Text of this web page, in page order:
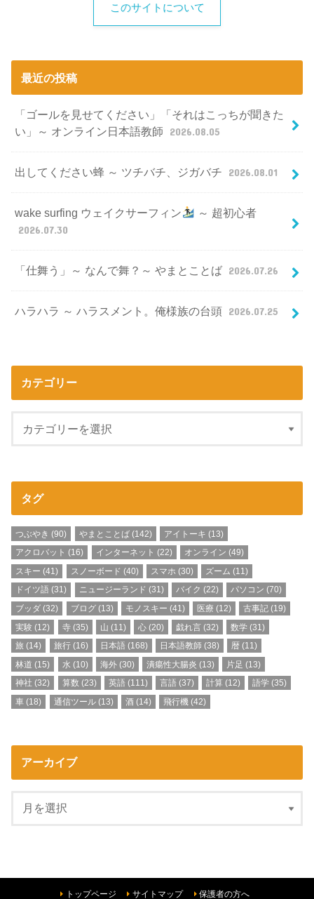
このサイトについて
最近の投稿
「ゴールを見せてください」「それはこっちが聞きた
い」～ オンライン日本語教師
2026.08.05
出してください蜂 ～ ツチバチ、ジガバチ 2026.08.01
wake surfing ウェイクサーフィン
～ 超初心者
2026.07.30
「仕舞う」～ なんで舞？～ やまとことば 2026.07.26
ハラハラ ～ ハラスメント。俺様族の台頭 2026.07.25
カテゴリー
タグ
つぶやき (90) やまとことば(142) アイトーキ (13)
アクロバット (16) インターネット (22) オンライン (49)
スキー (41) スノーボード (40) スマホ (30) ズーム (11)
ドイツ語 (31) ニュージーランド (31) バイク (22) パソコン (70)
ブッダ (32) ブログ(13) モノスキー (41) 医療 (12) 古事記 (19)
実験 (12) 寺(35) 山 (11) 心 (20) 戯れ言 (32) 数学 (31)
旅 (14) 旅行(16) 日本語 (168) 日本語教師 (38) 暦 (11)
林道 (15) 水 (10) 海外(30) 潰瘍性大腸炎 (13) 片足 (13)
神社 (32) 算数 (23) 英語 (111) 言語 (37) 計算 (12) 語学 (35)
車 (18) 通信ツール(13) 酒(14) 飛行機 (42)
アーカイブ
トップページ サイトマップ 保護者の方へ